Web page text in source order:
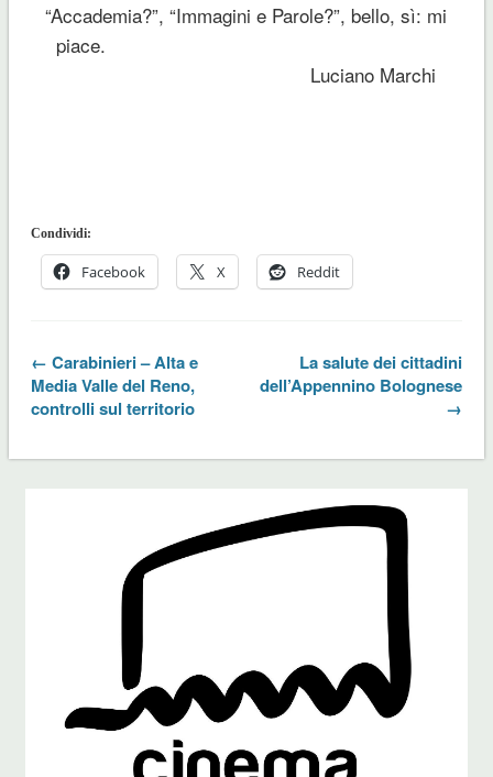
“Accademia?”, “Immagini e Parole?”, bello, sì: mi
piace.
Luciano Marchi
Condividi:
Facebook X Reddit
← Carabinieri – Alta e
Media Valle del Reno,
controlli sul territorio
La salute dei cittadini
dell’Appennino Bolognese
→